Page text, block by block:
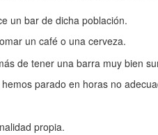
un bar de dicha población.
un café o una cerveza.
de tener una barra muy bien
parado en horas no
propia.